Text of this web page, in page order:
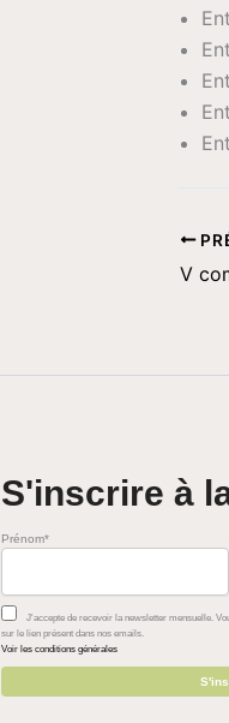
V
S'inscrire à
Prénom*
J'accepte de recevoir la newsletter mensuelle.
sur le lien présent dans nos emails.
Voir les conditions générales